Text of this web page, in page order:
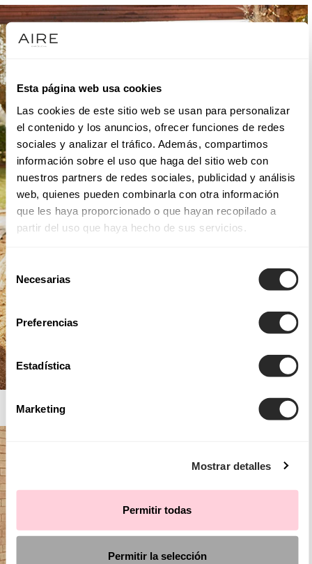
Esta página web usa cookies
Las cookies de este sitio web se usan para personalizar
el contenido y los anuncios, ofrecer funciones de redes
sociales y analizar el tráfico. Además, compartimos
información sobre el uso que haga del sitio web con
nuestros partners de redes sociales, publicidad y análisis
web, quienes pueden combinarla con otra información
que les haya proporcionado o que hayan recopilado a
partir del uso que haya hecho de sus servicios.
Selección
de
consentimiento
Necesarias
Preferencias
Estadística
Marketing
Mostrar detalles
Permitir todas
Permitir la selección
AIRE BOHO